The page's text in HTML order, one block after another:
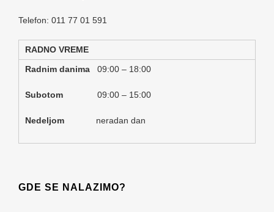
Telefon: 011 77 01 591
RADNO VREME
Radnim danima 09:00 – 18:00
Subotom 09:00 – 15:00
Nedeljom neradan dan
GDE SE NALAZIMO?